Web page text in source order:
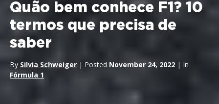
Quão bem conhece F1? 10
termos que precisa de
saber
By Silvia Schweiger | Posted November 24, 2022 | In
Fórmula 1